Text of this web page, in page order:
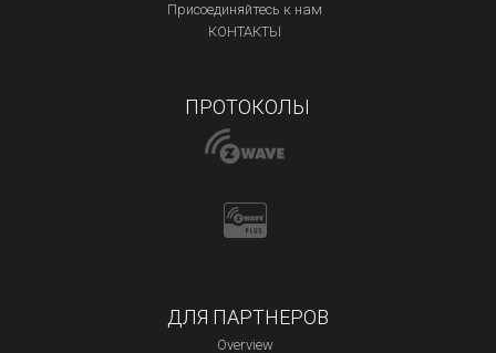
Присоединяйтесь к нам
КОНТАКТЫ
ПРОТОКОЛЫ
ДЛЯ ПАРТНЕРОВ
Overview